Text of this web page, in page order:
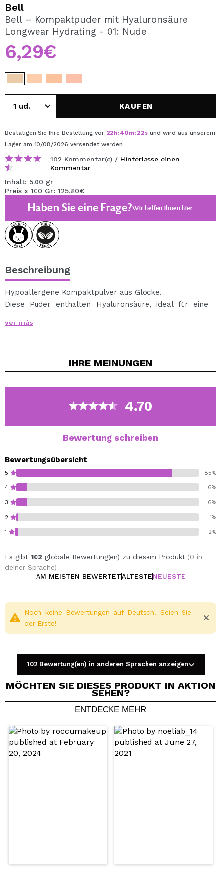
REGISTRIEREN
Durch die Erstellung eines Kontos bei Maquillalia.de
können Sie Ihre Einkäufe schnell tätigen, den Status Ihrer
Bestellungen überprüfen und Ihre bisherigen Vorgänge
einsehen.
Bell
Bell – Kompaktpuder mit Hyaluronsäure
Longwear Hydrating - 01: Nude
6,29€
KAUFEN
Bestätigen Sie Ihre Bestellung vor 22h:40m:22s und wird aus unserem
Lager am 10/08/2026 versendet werden
102 Kommentar(e) / Hinterlasse einen
Kommentar
Inhalt: 5.00 gr
Preis x 100 Gr: 125,80€
Haben Sie eine Frage?Wir helfen Ihnenhier
Beschreibung
Hypoallergene Kompaktpulver aus Glocke.
Diese Puder enthalten Hyaluronsäure, ideal für eine
Sie erhalten eine strahlendere Haut, während Sie Ihr
Seine Formel ist leicht und sein Ton passt sich allen
Enthält 90% Inhaltsstoffe natürlichen Ursprungs.
ver más
IHRE MEINUNGEN
4.70
Bewertung schreiben
Bewertungsübersicht
5 85%
4 6%
3 6%
2 1%
1 2%
Es gibt 102 globale Bewertung(en) zu diesem Produkt (0 in
deiner Sprache)
AM MEISTEN BEWERTETÄLTESTENEUESTE
Ein Video oder Foto teilen
Dein Video könnte das erste sein. Stell es dir vor...
Würden Sie diesen Kauf empfehlen?
Noch keine Bewertungen auf Deutsch. Seien Sie
der Erste!
102 Bewertung(en) in anderen Sprachen anzeigen
MÖCHTEN SIE DIESES PRODUKT IN AKTION
SEHEN?
ENTDECKE MEHR